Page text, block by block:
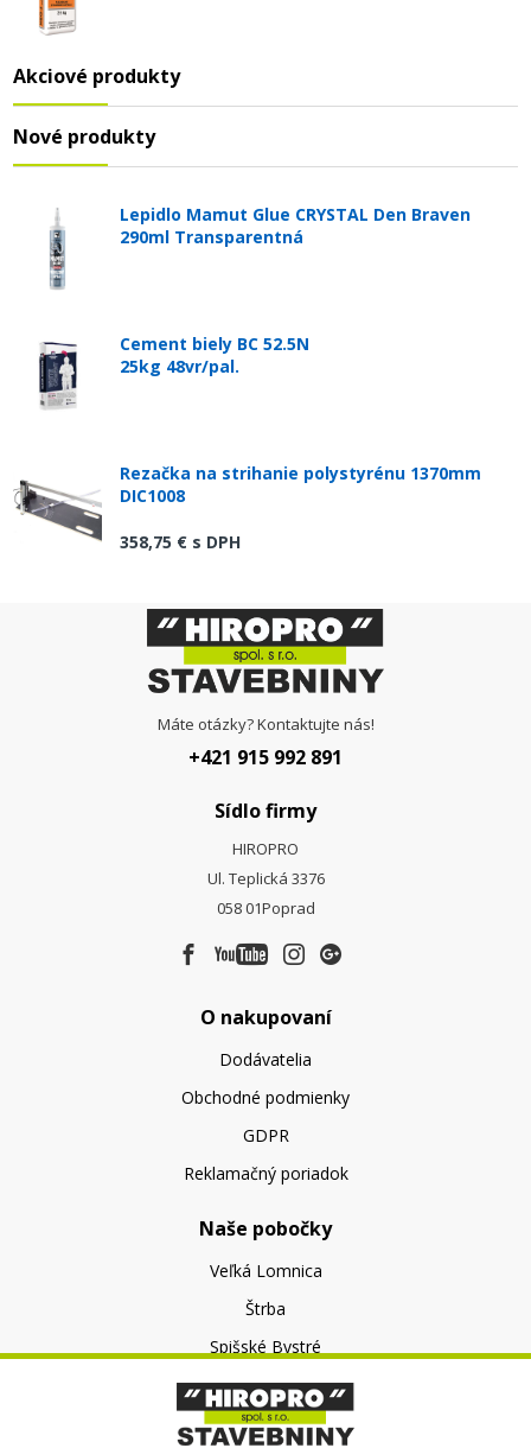
Akciové produkty
Nové produkty
Lepidlo Mamut Glue CRYSTAL Den Braven
290ml Transparentná
Cement biely BC 52.5N
25kg 48vr/pal.
Rezačka na strihanie polystyrénu 1370mm
DIC1008
358,75 € s DPH
Máte otázky? Kontaktujte nás!
+421 915 992 891
Sídlo firmy
HIROPRO
Ul. Teplická 3376
058 01Poprad
O nakupovaní
Dodávatelia
Obchodné podmienky
GDPR
Reklamačný poriadok
Naše pobočky
Veľká Lomnica
Štrba
Spišské Bystré
O nás